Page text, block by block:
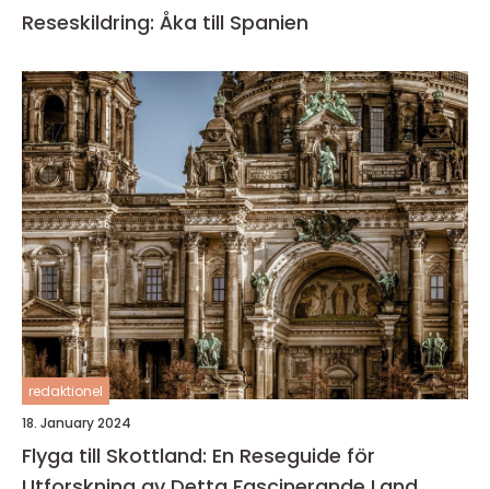
Reseskildring: Åka till Spanien
redaktionel
18. January 2024
Flyga till Skottland: En Reseguide för